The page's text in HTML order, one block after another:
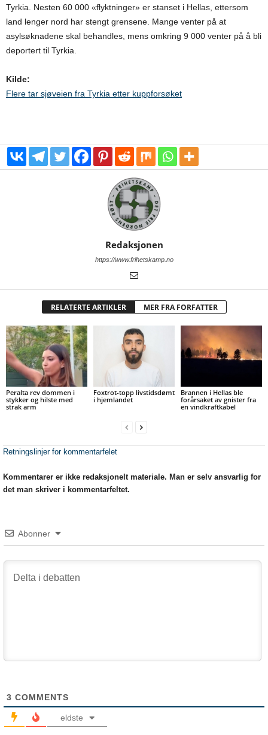
Tyrkia. Nesten 60 000 «flyktninger» er stanset i Hellas, ettersom
land lenger nord har stengt grensene. Mange venter på at
asylsøknadene skal behandles, mens omkring 9 000 venter på å bli
deportert til Tyrkia.
Kilde:
Flere tar sjøveien fra Tyrkia etter kuppforsøket
Redaksjonen
https://www.frihetskamp.no
RELATERTE ARTIKLER MER FRA FORFATTER
Peralta rev dommen i
stykker og hilste med
strak arm
Foxtrot-topp livstidsdømt
i hjemlandet
Brannen i Hellas ble
forårsaket av gnister fra
en vindkraftkabel
Retningslinjer for kommentarfelet
Kommentarer er ikke redaksjonelt materiale. Man er selv ansvarlig for
det man skriver i kommentarfeltet.
Abonner
3 COMMENTS
eldste